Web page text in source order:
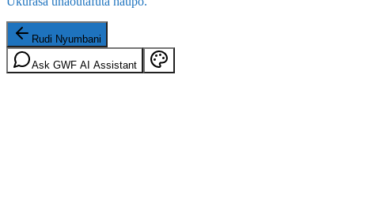
Rudi Nyumbani
Ask GWF AI Assistant